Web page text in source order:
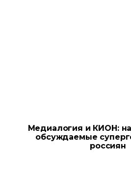
Медиалогия и КИОН:
обсуждаемые
россиян